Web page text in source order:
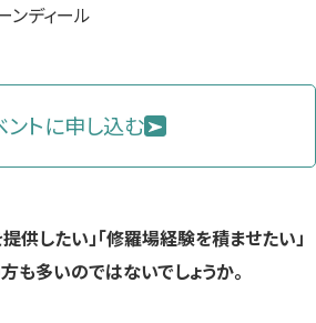
ンディール
ントに申し込む
供したい」「修羅場経験を積ませたい」
も多いのではないでしょうか。